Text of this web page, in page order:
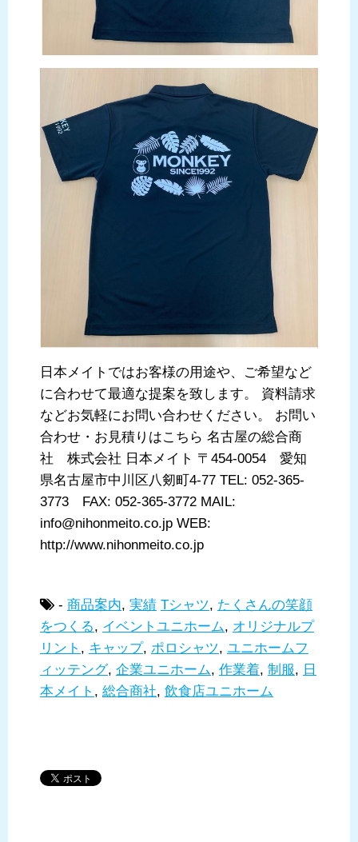
日本メイトではお客様の用途や、ご希望など
に合わせて最適な提案を致します。 資料請求
などお気軽にお問い合わせください。 お問い
合わせ・お見積りはこちら 名古屋の総合商
社 株式会社 日本メイト 〒454-0054 愛知
県名古屋市中川区八剱町4-77 TEL: 052-365-
3773 FAX: 052-365-3772 MAIL:
info@nihonmeito.co.jp WEB:
http://www.nihonmeito.co.jp
- 商品案内, 実績 Tシャツ, たくさんの笑顔
をつくる, イベントユニホーム, オリジナルプ
リント , キャップ, ポロシャツ, ユニホームフ
ィッテング, 企業ユニホーム, 作業着, 制服, 日
本メイト , 総合商社, 飲食店ユニホーム